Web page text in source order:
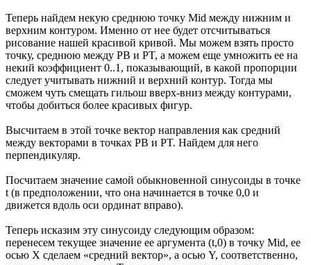
Теперь найдем некую среднюю точку Mid между нижним и
верхним контуром. Именно от нее будет отсчитываться
рисование нашей красивой кривой. Мы можем взять просто
точку, среднюю между PB и PT, а можем еще умножить ее на
некий коэффициент 0..1, показывающий, в какой пропорции
следует учитывать нижний и верхний контур. Тогда мы
сможем чуть смещать гильош вверх-вниз между контурами,
чтобы добиться более красивых фигур.
Высчитаем в этой точке вектор направления как средний
между векторами в точках PB и PT. Найдем для него
перпендикуляр.
Посчитаем значение самой обыкновенной синусоиды в точке
t (в предположении, что она начинается в точке 0,0 и
движется вдоль оси ординат вправо).
Теперь исказим эту синусоиду следующим образом:
перенесем текущее значение ее аргумента (t,0) в точку Mid, ее
осью X сделаем «средний вектор», а осью Y, соответственно,